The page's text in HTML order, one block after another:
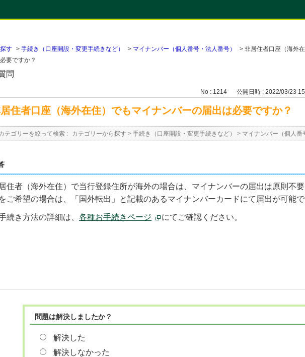
す > 手続き（口座開設・変更手続きなど） > マイナンバー（個人番号・法人番号） > 非居住者口座（海外
要ですか？
問
No : 1214 公開日時 : 2022/03/23
住者口座（海外在住）でもマイナンバーの届出は必要ですか？
テゴリーを絞って検索 : カテゴリーから探す > 手続き（口座開設・変更手続きなど） > マイナンバー（個人番
住者（海外在住）で当行登録住所が海外の場合は、マイナンバーの届出は原則不
ご希望の場合は、「国外転出」と記載のあるマイナンバーカードにて届出が可能で
続き方法の詳細は、 各種お手続きページ にてご確認ください。
問題は解決しましたか？
解決した
解決しなかった